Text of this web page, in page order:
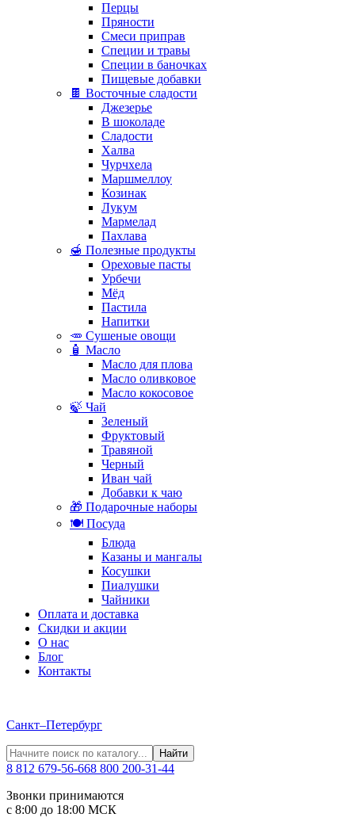
Перцы
Пряности
Смеси приправ
Специи и травы
Специи в баночках
Пищевые добавки
🍫 Восточные сладости
Джезерье
В шоколаде
Сладости
Халва
Чурчхела
Маршмеллоу
Козинак
Лукум
Мармелад
Пахлава
🍯 Полезные продукты
Ореховые пасты
Урбечи
Мёд
Пастила
Напитки
🥕 Сушеные овощи
🧴 Масло
Масло для плова
Масло оливковое
Масло кокосовое
🍃 Чай
Зеленый
Фруктовый
Травяной
Черный
Иван чай
Добавки к чаю
🎁 Подарочные наборы
🍽️ Посуда
Блюда
Казаны и мангалы
Косушки
Пиалушки
Чайники
Оплата и доставка
Скидки и акции
О нас
Блог
Контакты
Санкт–Петербург
Найти
8 812 679-56-668 800 200-31-44
Звонки принимаются
с 8:00 до 18:00 МСК